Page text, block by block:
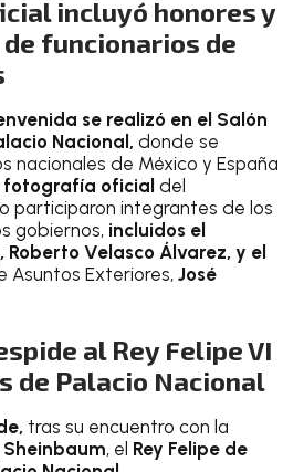
incluyó honores y
funcionarios de
se realizó en el Salón
Nacional, donde se
nacionales de México y España
fotografía oficialdel
participaron integrantes de los
gobiernos, incluidos el
Velasco Álvarez, y el
Asuntos Exteriores,José
al Rey Felipe VI
de Palacio Nacional
tras su encuentro con la
, el Rey Felipe de